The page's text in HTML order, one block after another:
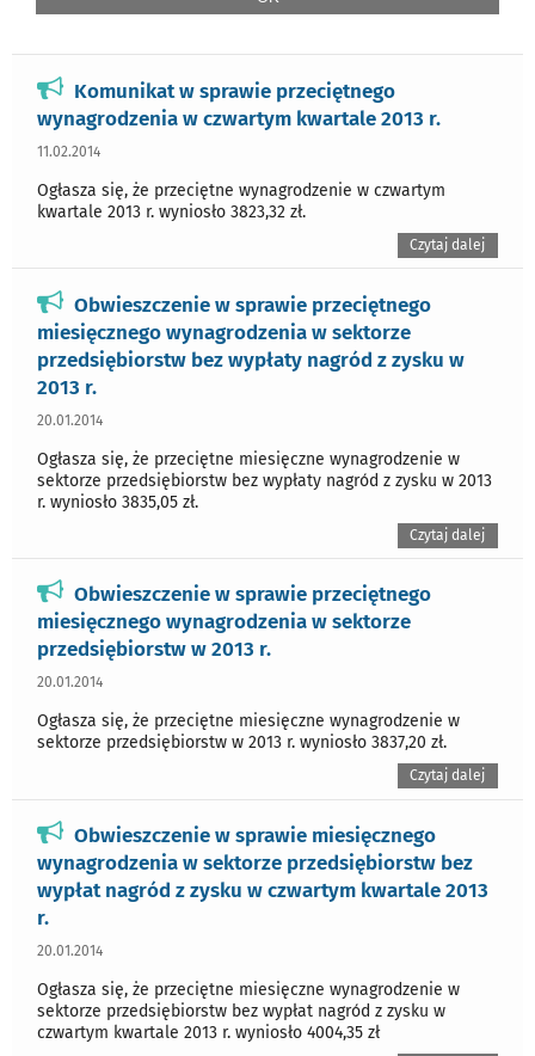
Komunikat w sprawie przeciętnego
wynagrodzenia w czwartym kwartale 2013 r.
11.02.2014
Ogłasza się, że przeciętne wynagrodzenie w czwartym
kwartale 2013 r. wyniosło 3823,32 zł.
Czytaj dalej
Obwieszczenie w sprawie przeciętnego
miesięcznego wynagrodzenia w sektorze
przedsiębiorstw bez wypłaty nagród z zysku w
2013 r.
20.01.2014
Ogłasza się, że przeciętne miesięczne wynagrodzenie w
sektorze przedsiębiorstw bez wypłaty nagród z zysku w 2013
r. wyniosło 3835,05 zł.
Czytaj dalej
Obwieszczenie w sprawie przeciętnego
miesięcznego wynagrodzenia w sektorze
przedsiębiorstw w 2013 r.
20.01.2014
Ogłasza się, że przeciętne miesięczne wynagrodzenie w
sektorze przedsiębiorstw w 2013 r. wyniosło 3837,20 zł.
Czytaj dalej
Obwieszczenie w sprawie miesięcznego
wynagrodzenia w sektorze przedsiębiorstw bez
wypłat nagród z zysku w czwartym kwartale 2013
r.
20.01.2014
Ogłasza się, że przeciętne miesięczne wynagrodzenie w
sektorze przedsiębiorstw bez wypłat nagród z zysku w
czwartym kwartale 2013 r. wyniosło 4004,35 zł